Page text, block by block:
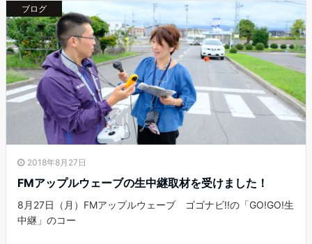
ブログ
2018年8月27日
FMアップルウェーブの生中継取材を受けました！
8月27日（月）FMアップルウェーブ ゴゴナビ!!の「GO!GO!生
中継」のコー